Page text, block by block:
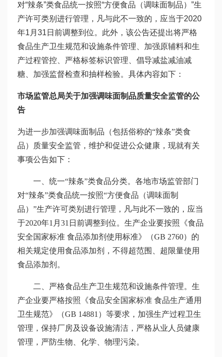
对“辣条”类食品统一按照“方便食品（调味面制品）”生
产许可类别进行管理，凡与此不一致的，应当于2020
年1月31日前调整到位。此外，该公告还提出将严格
食品生产卫生规范和设施条件管理、加强原辅料和生
产过程管控、严格标签标识管理、倡导减盐减油减
糖、加强监督检查和抽样检验。具体内容如下：
市场监管总局关于加强调味面制品质量安全监管的公
告
为进一步加强调味面制品（包括俗称的“辣条”类食
品）质量安全监管，维护和促进公众健康，现就有关
事项公告如下：
一、统一“辣条”类食品分类。各地市场监管部门
对“辣条”类食品统一按照“方便食品（调味面制
品）”生产许可类别进行管理，凡与此不一致的，应当
于2020年1月31日前调整到位。生产企业要按照《食品
安全国家标准 食品添加剂使用标准》（GB 2760）的
相关规定使用食品添加剂，不得超范围、超限量使用
食品添加剂。
二、严格食品生产卫生规范和设施条件管理。生
产企业要严格按照《食品安全国家标准 食品生产通用
卫生规范》（GB 14881）等要求，加强生产过程卫生
管理，保持厂房及设备设施清洁，严格从业人员健康
管理，严防生物、化学、物理污染。